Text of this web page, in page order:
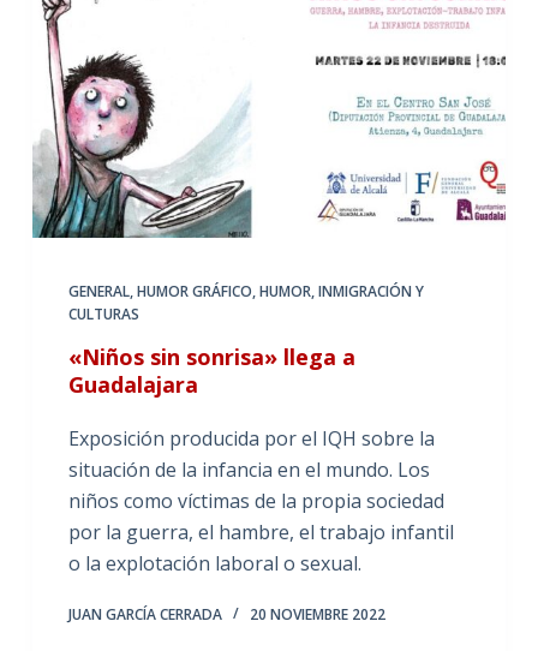
GENERAL,HUMOR GRÁFICO,HUMOR, INMIGRACIÓN Y
CULTURAS
«Niños sin sonrisa» llega a
Guadalajara
Exposición producida por el IQH sobre la
situación de la infancia en el mundo. Los
niños como víctimas de la propia sociedad
por la guerra, el hambre, el trabajo infantil
o la explotación laboral o sexual.
JUAN GARCÍA CERRADA 20 NOVIEMBRE 2022